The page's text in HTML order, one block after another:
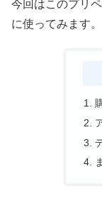
今回はこのプリ
に使ってみます。